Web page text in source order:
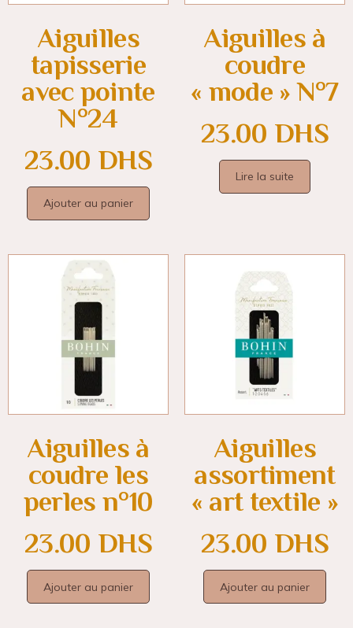
Aiguilles
tapisserie
avec pointe
N°24
23.00 DHS
Ajouter au panier
Aiguilles à
coudre
« mode » N°7
23.00 DHS
Lire la suite
Aiguilles à
coudre les
perles n°10
23.00 DHS
Ajouter au panier
Aiguilles
assortiment
« art textile »
23.00 DHS
Ajouter au panier